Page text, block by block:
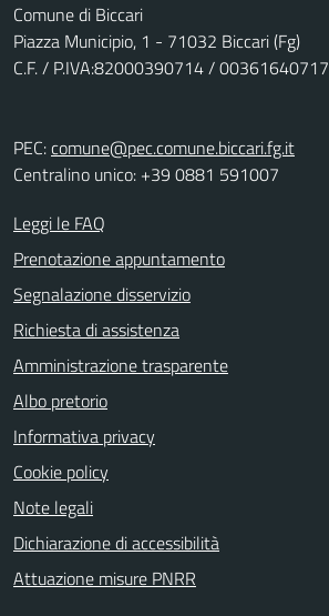
Comune di Biccari
Piazza Municipio, 1 - 71032 Biccari (Fg)
C.F. / P.IVA:82000390714 / 00361640717
PEC:comune@pec.comune.biccari.fg.it
Centralino unico: +39 0881 591007
Leggi le FAQ
Prenotazione appuntamento
Segnalazione disservizio
Richiesta di assistenza
Amministrazione trasparente
Albo pretorio
Informativa privacy
Cookie policy
Note legali
Dichiarazione di accessibilità
Attuazione misure PNRR